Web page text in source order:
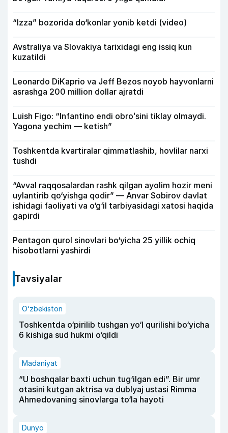
“Izza” bozorida do‘konlar yonib ketdi (video)
Avstraliya va Slovakiya tarixidagi eng issiq kun
kuzatildi
Leonardo DiKaprio va Jeff Bezos noyob hayvonlarni
asrashga 200 million dollar ajratdi
Luish Figo: “Infantino endi obroʻsini tiklay olmaydi.
Yagona yechim — ketish”
Toshkentda kvartiralar qimmatlashib, hovlilar narxi
tushdi
“Avval raqqosalardan rashk qilgan ayolim hozir meni
uylantirib qo‘yishga qodir” — Anvar Sobirov davlat
ishidagi faoliyati va o‘g‘il tarbiyasidagi xatosi haqida
gapirdi
Pentagon qurol sinovlari bo‘yicha 25 yillik ochiq
hisobotlarni yashirdi
Tavsiyalar
O‘zbekiston
Toshkentda o‘pirilib tushgan yo‘l qurilishi bo‘yicha
6 kishiga sud hukmi o‘qildi
Madaniyat
“U boshqalar baxti uchun tug‘ilgan edi”. Bir umr
otasini kutgan aktrisa va dublyaj ustasi Rimma
Ahmedovaning sinovlarga to‘la hayoti
Dunyo